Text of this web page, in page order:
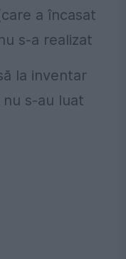
a încasat
s-a realizat
la inventar
s-au luat